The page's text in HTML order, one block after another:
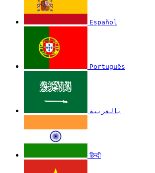
Español
Português
بالعربية
हिन्दी